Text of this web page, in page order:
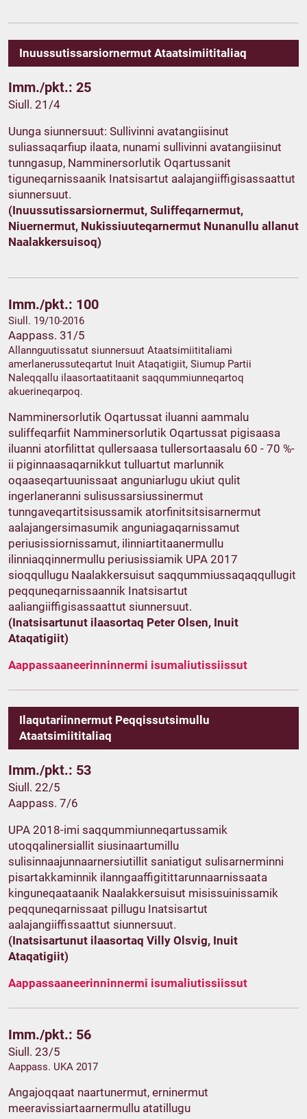
Inuussutissarsiornermut Ataatsimiititaliaq
Imm./pkt.: 25
Siull. 21/4
Uunga siunnersuut: Sullivinni avatangiisinut
suliassaqarfiup ilaata, nunami sullivinni avatangiisinut
tunngasup, Namminersorlutik Oqartussanit
tiguneqarnissaanik Inatsisartut aalajangiiffigisassaattut
siunnersuut.
(Inuussutissarsiornermut, Suliffeqarnermut,
Niuernermut, Nukissiuuteqarnermut Nunanullu allanut
Naalakkersuisoq)
Imm./pkt.: 100
Siull. 19/10-2016
Aappass. 31/5
Allannguutissatut siunnersuut Ataatsimiititaliami
amerlanerussuteqartut Inuit Ataqatigiit, Siumup Partii
Naleqqallu ilaasortaatitaanit saqqummiunneqartoq
akuerineqarpoq.
Namminersorlutik Oqartussat iluanni aammalu
suliffeqarfiit Namminersorlutik Oqartussat pigisaasa
iluanni atorfilittat qullersaasa tullersortaasalu 60 - 70 %-
ii piginnaasaqarnikkut tulluartut marlunnik
oqaaseqartuunissaat anguniarlugu ukiut qulit
ingerlaneranni sulisussarsiussinermut
tunngaveqartitsisussamik atorfinitsitsisarnermut
aalajangersimasumik anguniagaqarnissamut
periusissiornissamut, ilinniartitaanermullu
ilinniaqqinnermullu periusissiamik UPA 2017
sioqqullugu Naalakkersuisut saqqummiussaqaqqullugit
peqquneqarnissaannik Inatsisartut
aaliangiiffigisassaattut siunnersuut.
(Inatsisartunut ilaasortaq Peter Olsen, Inuit
Ataqatigiit)
Aappassaaneerinninnermi isumaliutissiissut
Ilaqutariinnermut Peqqissutsimullu
Ataatsimiititaliaq
Imm./pkt.: 53
Siull. 22/5
Aappass. 7/6
UPA 2018-imi saqqummiunneqartussamik
utoqqalinersiallit siusinaartumillu
sulisinnaajunnaarnersiutillit saniatigut sulisarnerminni
pisartakkaminnik ilanngaaffigitittarunnaarnissaata
kinguneqaataanik Naalakkersuisut misissuinissamik
peqquneqarnissaat pillugu Inatsisartut
aalajangiiffissaattut siunnersuut.
(Inatsisartunut ilaasortaq Villy Olsvig, Inuit
Ataqatigiit)
Aappassaaneerinninnermi isumaliutissiissut
Imm./pkt.: 56
Siull. 23/5
Aappass. UKA 2017
Angajoqqaat naartunermut, erninermut
meeravissiartaarnermullu atatillugu